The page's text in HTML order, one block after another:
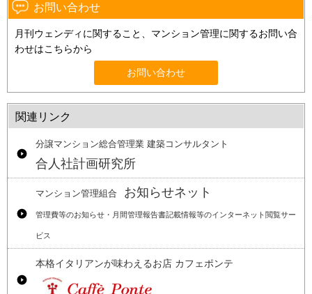
お問い合わせ
月刊ウェンディに関すること、マンション管理に関するお問い合
わせはこちらから
お問い合わせ
関連リンク
分譲マンション総合管理業 建築コンサルタント
合人社計画研究所
マンション管理組合 お知らせネット
管理費等のお知らせ・月間管理報告書記載情報等のインターネット閲覧サー
ビス
本格イタリアンが味わえるお店 カフェポンテ